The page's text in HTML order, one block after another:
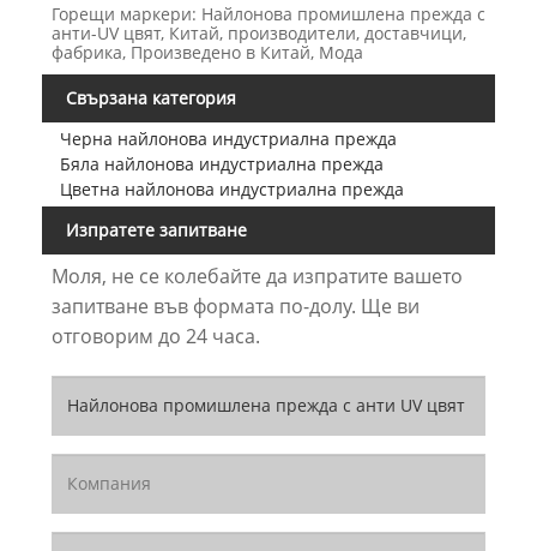
Горещи маркери: Найлонова промишлена прежда с
анти-UV цвят, Китай, производители, доставчици,
фабрика, Произведено в Китай, Мода
Свързана категория
Черна найлонова индустриална прежда
Бяла найлонова индустриална прежда
Цветна найлонова индустриална прежда
Изпратете запитване
Моля, не се колебайте да изпратите вашето
запитване във формата по-долу. Ще ви
отговорим до 24 часа.